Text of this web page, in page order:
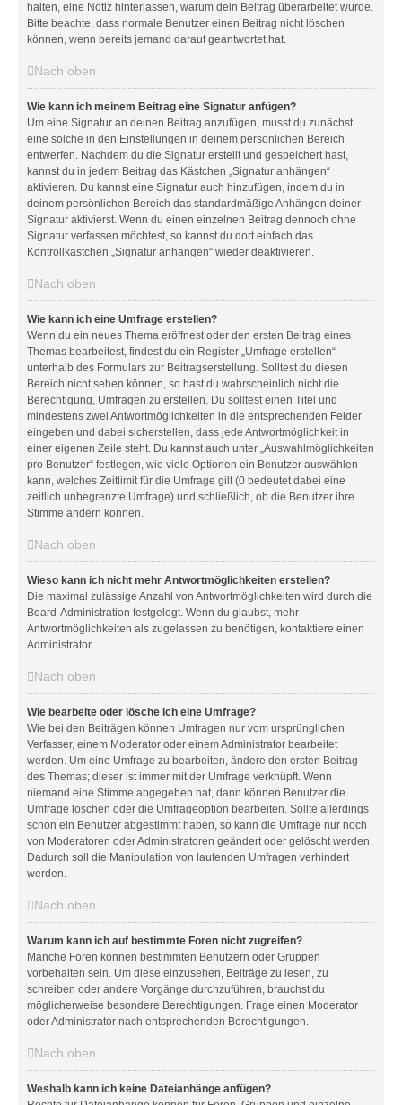
halten, eine Notiz hinterlassen, warum dein Beitrag überarbeitet wurde.
Bitte beachte, dass normale Benutzer einen Beitrag nicht löschen
können, wenn bereits jemand darauf geantwortet hat.
Nach oben
Wie kann ich meinem Beitrag eine Signatur anfügen?
Um eine Signatur an deinen Beitrag anzufügen, musst du zunächst
eine solche in den Einstellungen in deinem persönlichen Bereich
entwerfen. Nachdem du die Signatur erstellt und gespeichert hast,
kannst du in jedem Beitrag das Kästchen „Signatur anhängen“
aktivieren. Du kannst eine Signatur auch hinzufügen, indem du in
deinem persönlichen Bereich das standardmäßige Anhängen deiner
Signatur aktivierst. Wenn du einen einzelnen Beitrag dennoch ohne
Signatur verfassen möchtest, so kannst du dort einfach das
Kontrollkästchen „Signatur anhängen“ wieder deaktivieren.
Nach oben
Wie kann ich eine Umfrage erstellen?
Wenn du ein neues Thema eröffnest oder den ersten Beitrag eines
Themas bearbeitest, findest du ein Register „Umfrage erstellen“
unterhalb des Formulars zur Beitragserstellung. Solltest du diesen
Bereich nicht sehen können, so hast du wahrscheinlich nicht die
Berechtigung, Umfragen zu erstellen. Du solltest einen Titel und
mindestens zwei Antwortmöglichkeiten in die entsprechenden Felder
eingeben und dabei sicherstellen, dass jede Antwortmöglichkeit in
einer eigenen Zeile steht. Du kannst auch unter „Auswahlmöglichkeiten
pro Benutzer“ festlegen, wie viele Optionen ein Benutzer auswählen
kann, welches Zeitlimit für die Umfrage gilt (0 bedeutet dabei eine
zeitlich unbegrenzte Umfrage) und schließlich, ob die Benutzer ihre
Stimme ändern können.
Nach oben
Wieso kann ich nicht mehr Antwortmöglichkeiten erstellen?
Die maximal zulässige Anzahl von Antwortmöglichkeiten wird durch die
Board-Administration festgelegt. Wenn du glaubst, mehr
Antwortmöglichkeiten als zugelassen zu benötigen, kontaktiere einen
Administrator.
Nach oben
Wie bearbeite oder lösche ich eine Umfrage?
Wie bei den Beiträgen können Umfragen nur vom ursprünglichen
Verfasser, einem Moderator oder einem Administrator bearbeitet
werden. Um eine Umfrage zu bearbeiten, ändere den ersten Beitrag
des Themas; dieser ist immer mit der Umfrage verknüpft. Wenn
niemand eine Stimme abgegeben hat, dann können Benutzer die
Umfrage löschen oder die Umfrageoption bearbeiten. Sollte allerdings
schon ein Benutzer abgestimmt haben, so kann die Umfrage nur noch
von Moderatoren oder Administratoren geändert oder gelöscht werden.
Dadurch soll die Manipulation von laufenden Umfragen verhindert
werden.
Nach oben
Warum kann ich auf bestimmte Foren nicht zugreifen?
Manche Foren können bestimmten Benutzern oder Gruppen
vorbehalten sein. Um diese einzusehen, Beiträge zu lesen, zu
schreiben oder andere Vorgänge durchzuführen, brauchst du
möglicherweise besondere Berechtigungen. Frage einen Moderator
oder Administrator nach entsprechenden Berechtigungen.
Nach oben
Weshalb kann ich keine Dateianhänge anfügen?